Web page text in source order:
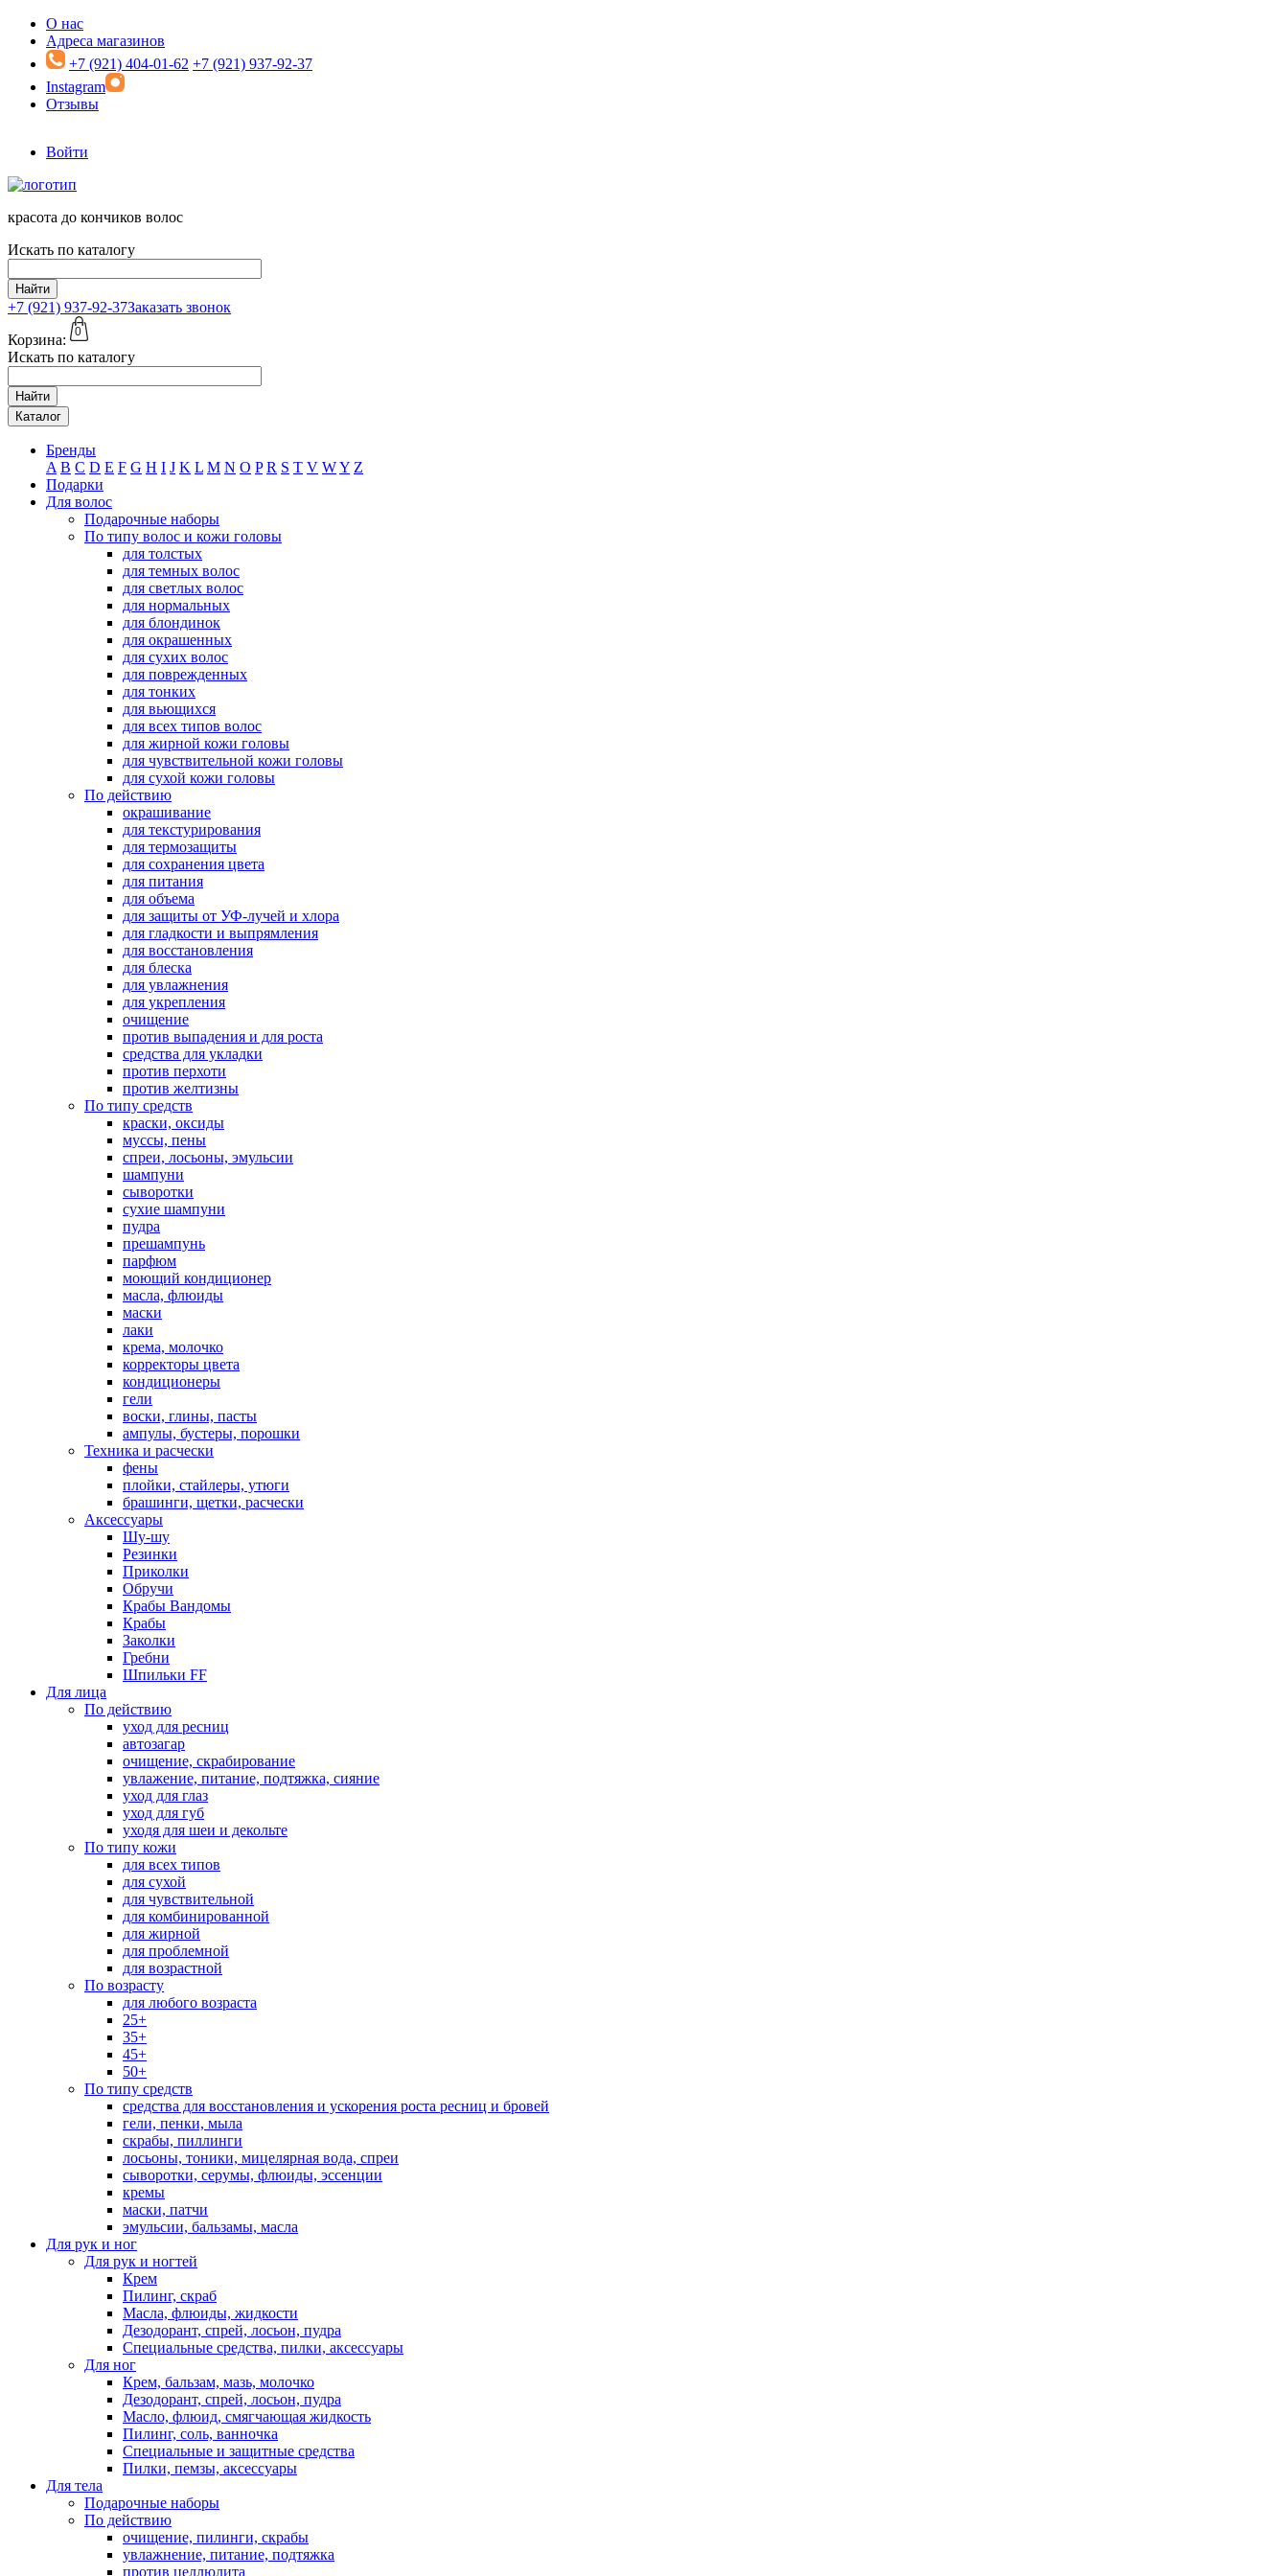
Перейти к основному содержанию
О нас
Адреса магазинов
+7 (921) 404-01-62 +7 (921) 937-92-37
Instagram
Отзывы
Войти
красота до кончиков волос
Искать по каталогу
Найти
+7 (921) 937-92-37Заказать звонок
Корзина:
0
Искать по каталогу
Найти
Каталог
Бренды
A B C D E F G H I J K L M N O P R S T V WY Z
Подарки
Для волос
Подарочные наборы
По типу волос и кожи головы
для толстых
для темных волос
для светлых волос
для нормальных
для блондинок
для окрашенных
для сухих волос
для поврежденных
для тонких
для вьющихся
для всех типов волос
для жирной кожи головы
для чувствительной кожи головы
для сухой кожи головы
По действию
окрашивание
для текстурирования
для термозащиты
для сохранения цвета
для питания
для объема
для защиты от УФ-лучей и хлора
для гладкости и выпрямления
для восстановления
для блеска
для увлажнения
для укрепления
очищение
против выпадения и для роста
средства для укладки
против перхоти
против желтизны
По типу средств
краски, оксиды
муссы, пены
спреи, лосьоны, эмульсии
шампуни
сыворотки
сухие шампуни
пудра
прешампунь
парфюм
моющий кондиционер
масла, флюиды
маски
лаки
крема, молочко
корректоры цвета
кондиционеры
гели
воски, глины, пасты
ампулы, бустеры, порошки
Техника и расчески
фены
плойки, стайлеры, утюги
брашинги, щетки, расчески
Аксессуары
Шу-шу
Резинки
Приколки
Обручи
Крабы Вандомы
Крабы
Заколки
Гребни
Шпильки FF
Для лица
По действию
уход для ресниц
автозагар
очищение, скрабирование
увлажение, питание, подтяжка, сияние
уход для глаз
уход для губ
уходя для шеи и декольте
По типу кожи
для всех типов
для сухой
для чувствительной
для комбинированной
для жирной
для проблемной
для возрастной
По возрасту
для любого возраста
25+
35+
45+
50+
По типу средств
средства для восстановления и ускорения роста ресниц и бровей
гели, пенки, мыла
скрабы, пиллинги
лосьоны, тоники, мицелярная вода, спреи
сыворотки, серумы, флюиды, эссенции
кремы
маски, патчи
эмульсии, бальзамы, масла
Для рук и ног
Для рук и ногтей
Крем
Пилинг, скраб
Масла, флюиды, жидкости
Дезодорант, спрей, лосьон, пудра
Специальные средства, пилки, аксессуары
Для ног
Крем, бальзам, мазь, молочко
Дезодорант, спрей, лосьон, пудра
Масло, флюид, смягчающая жидкость
Пилинг, соль, ванночка
Специальные и защитные средства
Пилки, пемзы, аксессуары
Для тела
Подарочные наборы
По действию
очищение, пилинги, скрабы
увлажнение, питание, подтяжка
против целлюлита